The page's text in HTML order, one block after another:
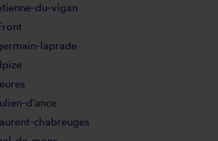
du-vigan
laprade
d'ance
chabreuges